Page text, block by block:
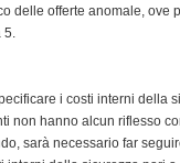
delle offerte anomale, ove
i costi interni della
non hanno alcun riflesso
sarà necessario far